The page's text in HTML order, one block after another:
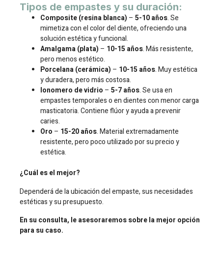
Tipos de empastes y su duración:
Composite (resina blanca) –5-10 años. Se
mimetiza con el color del diente, ofreciendo una
solución estética y funcional.
Amalgama (plata) – 10-15 años. Más resistente,
pero menos estético.
Porcelana (cerámica) – 10-15 años. Muy estética
y duradera, pero más costosa.
Ionomero de vidrio –5-7 años. Se usa en
empastes temporales o en dientes con menor carga
masticatoria. Contiene flúor y ayuda a prevenir
caries.
Oro – 15-20 años. Material extremadamente
resistente, pero poco utilizado por su precio y
estética.
¿Cuál es el mejor?
Dependerá de la ubicación del empaste, sus necesidades
estéticas y su presupuesto.
En su consulta, le asesoraremos sobre la mejor opción
para su caso.